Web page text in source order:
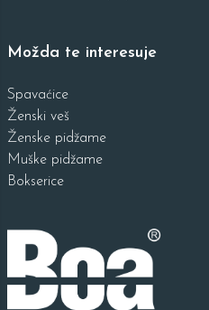
Možda te interesuje
Spavaćice
Ženski veš
Ženske pidžame
Muške pidžame
Bokserice